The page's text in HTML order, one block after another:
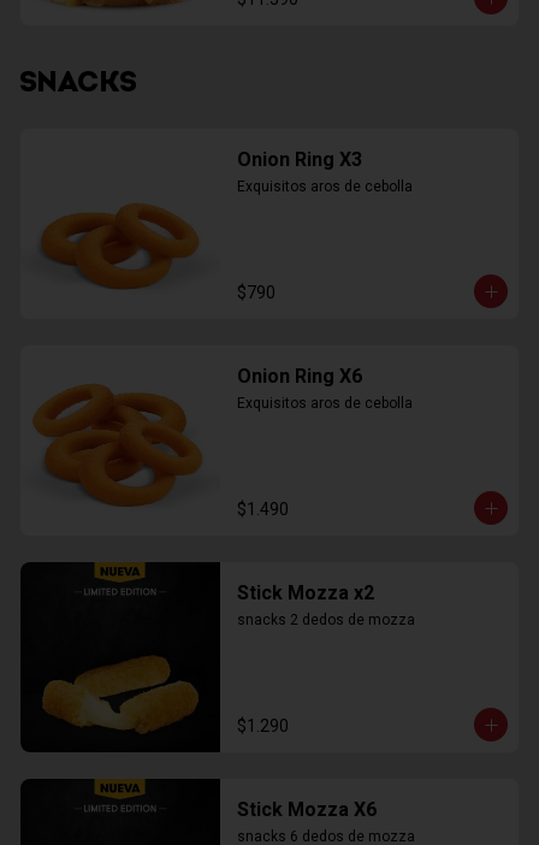
SNACKS
Onion Ring X3
Exquisitos aros de cebolla
$790
Onion Ring X6
Exquisitos aros de cebolla
$1.490
Stick Mozza x2
snacks 2 dedos de mozza
$1.290
Stick Mozza X6
snacks 6 dedos de mozza